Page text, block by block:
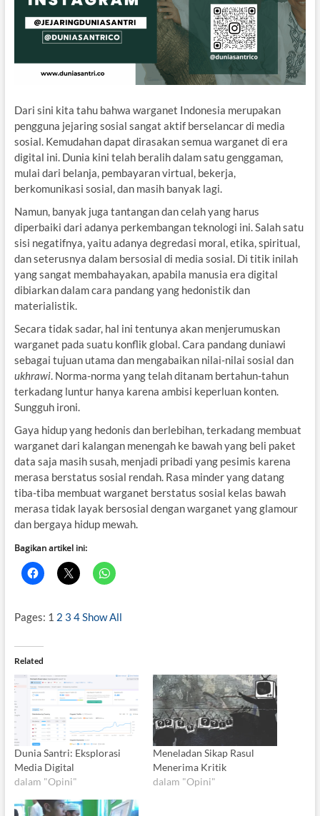
Dari sini kita tahu bahwa warganet Indonesia merupakan
pengguna jejaring sosial sangat aktif berselancar di media
sosial. Kemudahan dapat dirasakan semua warganet di era
digital ini. Dunia kini telah beralih dalam satu genggaman,
mulai dari belanja, pembayaran virtual, bekerja,
berkomunikasi sosial, dan masih banyak lagi.
Namun, banyak juga tantangan dan celah yang harus
diperbaiki dari adanya perkembangan teknologi ini. Salah satu
sisi negatifnya, yaitu adanya degredasi moral, etika, spiritual,
dan seterusnya dalam bersosial di media sosial. Di titik inilah
yang sangat membahayakan, apabila manusia era digital
dibiarkan dalam cara pandang yang hedonistik dan
materialistik.
Secara tidak sadar, hal ini tentunya akan menjerumuskan
warganet pada suatu konflik global. Cara pandang duniawi
sebagai tujuan utama dan mengabaikan nilai-nilai sosial dan
ukhrawi. Norma-norma yang telah ditanam bertahun-tahun
terkadang luntur hanya karena ambisi keperluan konten.
Sungguh ironi.
Gaya hidup yang hedonis dan berlebihan, terkadang membuat
warganet dari kalangan menengah ke bawah yang beli paket
data saja masih susah, menjadi pribadi yang pesimis karena
merasa berstatus sosial rendah. Rasa minder yang datang
tiba-tiba membuat warganet berstatus sosial kelas bawah
merasa tidak layak bersosial dengan warganet yang glamour
dan bergaya hidup mewah.
Bagikan artikel ini:
Pages: 1 2 3 4Show All
Related
Dunia Santri: Eksplorasi
Media Digital
dalam "Opini"
Meneladan Sikap Rasul
Menerima Kritik
dalam "Opini"